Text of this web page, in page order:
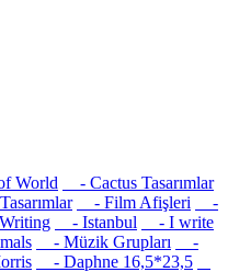
World
- Cactus Tasarımlar
- Film Afişleri
-
- Istanbul
- I write
- Müzik Grupları
-
- Daphne 16,5*23,5